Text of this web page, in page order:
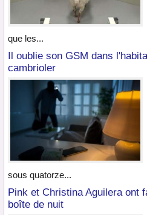
que les...
Il oublie son GSM dans
cambrioler
sous quatorze...
Pink et Christina Aguilera ont
boîte de nuit